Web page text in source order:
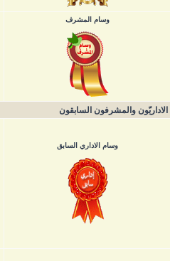
وسام المشرف
الاداريّون والمشرفون السابقون
وسام الاداري السابق